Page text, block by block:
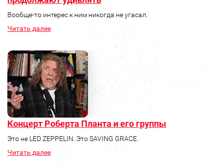
Вообще-то интерес к ним никогда не угасал.
Читать далее
Концерт Роберта Планта и его группы
Это не LED ZEPPELIN. Это SAVING GRACE.
Читать далее